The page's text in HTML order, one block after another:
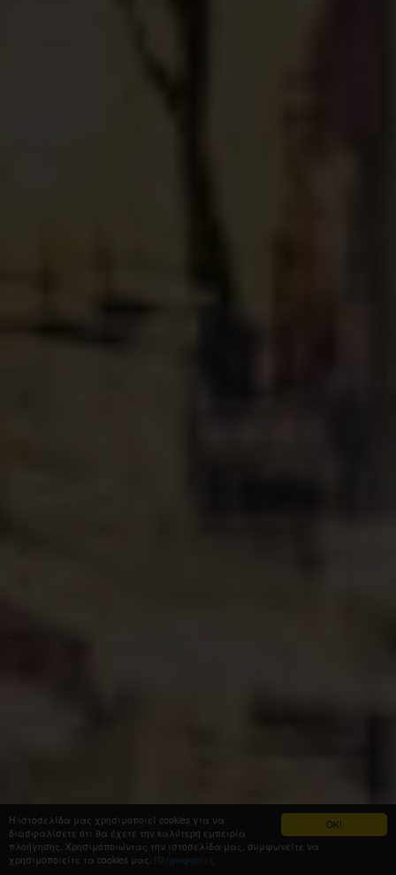
OK!
Η ιστοσελίδα μας χρησιμοποιεί cookies για να
διασφαλίσετε ότι θα έχετε την καλύτερη εμπειρία
πλοήγησης. Χρησιμοποιώντας την ιστοσελίδα μας, συμφωνείτε να
χρησιμοποιείτε τα cookies μας. Πληροφορίες